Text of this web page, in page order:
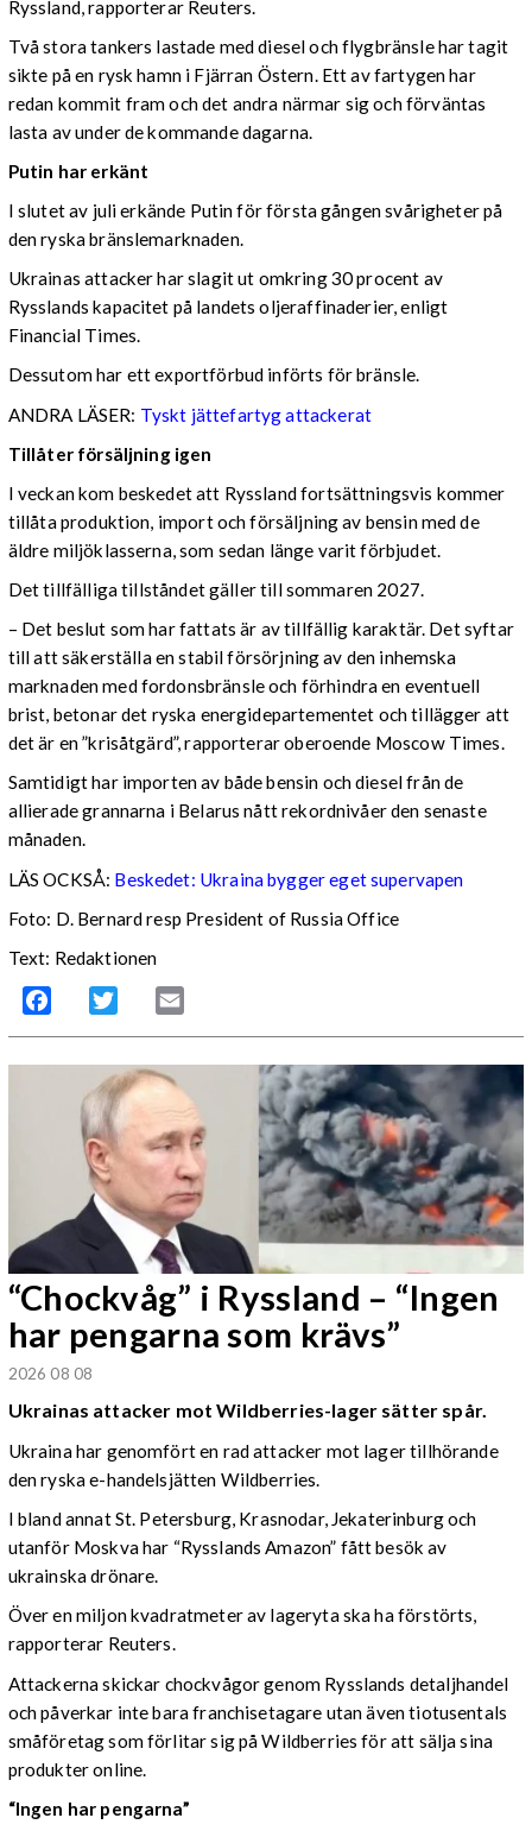
Ryssland, rapporterar Reuters.
Två stora tankers lastade med diesel och flygbränsle har tagit
sikte på en rysk hamn i Fjärran Östern. Ett av fartygen har
redan kommit fram och det andra närmar sig och förväntas
lasta av under de kommande dagarna.
Putin har erkänt
I slutet av juli erkände Putin för första gången svårigheter på
den ryska bränslemarknaden.
Ukrainas attacker har slagit ut omkring 30 procent av
Rysslands kapacitet på landets oljeraffinaderier, enligt
Financial Times.
Dessutom har ett exportförbud införts för bränsle.
ANDRA LÄSER: Tyskt jättefartyg attackerat
Tillåter försäljning igen
I veckan kom beskedet att Ryssland fortsättningsvis kommer
tillåta produktion, import och försäljning av bensin med de
äldre miljöklasserna, som sedan länge varit förbjudet.
Det tillfälliga tillståndet gäller till sommaren 2027.
– Det beslut som har fattats är av tillfällig karaktär. Det syftar
till att säkerställa en stabil försörjning av den inhemska
marknaden med fordonsbränsle och förhindra en eventuell
brist, betonar det ryska energidepartementet och tillägger att
det är en ”krisåtgärd”, rapporterar oberoende Moscow Times.
Samtidigt har importen av både bensin och diesel från de
allierade grannarna i Belarus nått rekordnivåer den senaste
månaden.
LÄS OCKSÅ: Beskedet: Ukraina bygger eget supervapen
Foto: D. Bernard resp President of Russia Office
Text: Redaktionen
Facebook Twitter
“Chockvåg” i Ryssland – “Ingen
har pengarna som krävs”
2026 08 08
Ukrainas attacker mot Wildberries-lager sätter spår.
Ukraina har genomfört en rad attacker mot lager tillhörande
den ryska e-handelsjätten Wildberries.
I bland annat St. Petersburg, Krasnodar, Jekaterinburg och
utanför Moskva har “Rysslands Amazon” fått besök av
ukrainska drönare.
Över en miljon kvadratmeter av lageryta ska ha förstörts,
rapporterar Reuters.
Attackerna skickar chockvågor genom Rysslands detaljhandel
och påverkar inte bara franchisetagare utan även tiotusentals
småföretag som förlitar sig på Wildberries för att sälja sina
produkter online.
“Ingen har pengarna”